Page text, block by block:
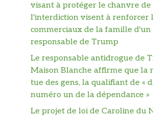
visant à protéger le chanvre de
l'interdiction visent à renforcer
commerciaux de la famille
responsable de Trump
Le responsable antidrogue de
Maison Blanche affirme que la
tue des gens, la qualifiant de «
numéro un de la dépendance »
Le projet de loi de Caroline du